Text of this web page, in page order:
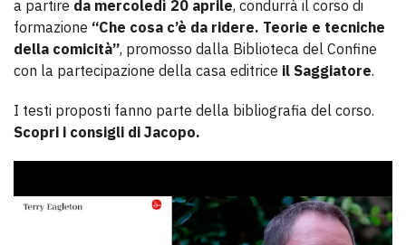
a partire da mercoledì 20 aprile, condurrà il corso di
formazione “Che cosa c’è da ridere. Teorie e tecniche
della comicità”, promosso dalla Biblioteca del Confine
con la partecipazione della casa editrice il Saggiatore.
I testi proposti fanno parte della bibliografia del corso.
Scopri i consigli di Jacopo.